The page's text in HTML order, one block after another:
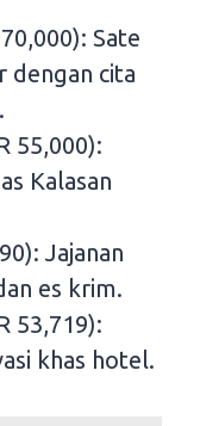
Sate
dengan cita
55,000):
Kalasan
Jajanan
es krim.
53,719):
khas hotel.